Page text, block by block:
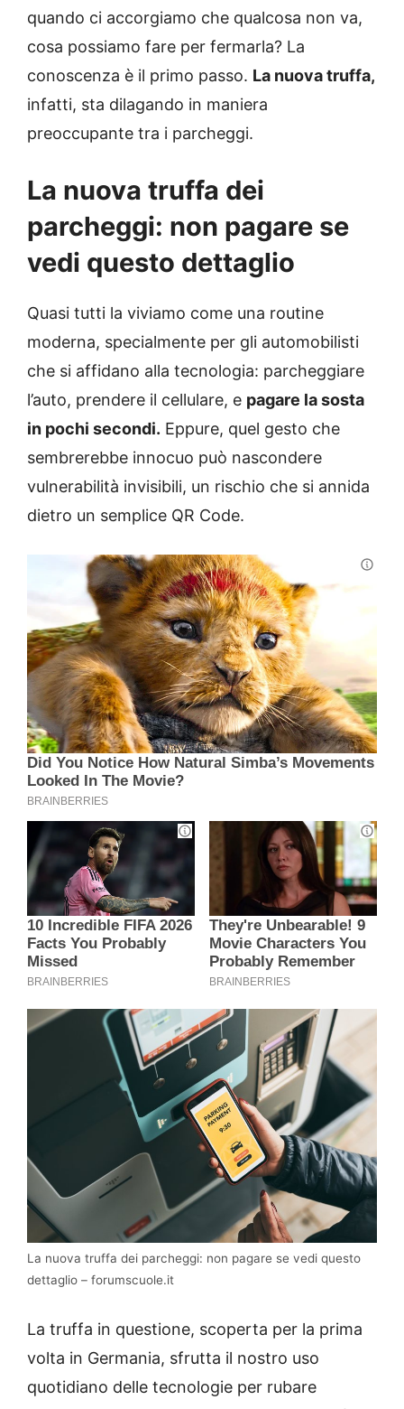
quando ci accorgiamo che qualcosa non va,
cosa possiamo fare per fermarla? La
conoscenza è il primo passo. La nuova truffa,
infatti, sta dilagando in maniera
preoccupante tra i parcheggi.
La nuova truffa dei
parcheggi: non pagare se
vedi questo dettaglio
Quasi tutti la viviamo come una routine
moderna, specialmente per gli automobilisti
che si affidano alla tecnologia: parcheggiare
l’auto, prendere il cellulare, e pagare la sosta
in pochi secondi. Eppure, quel gesto che
sembrerebbe innocuo può nascondere
vulnerabilità invisibili, un rischio che si annida
dietro un semplice QR Code.
La nuova truffa dei parcheggi: non pagare se vedi questo
dettaglio – forumscuole.it
La truffa in questione, scoperta per la prima
volta in Germania, sfrutta il nostro uso
quotidiano delle tecnologie per rubare